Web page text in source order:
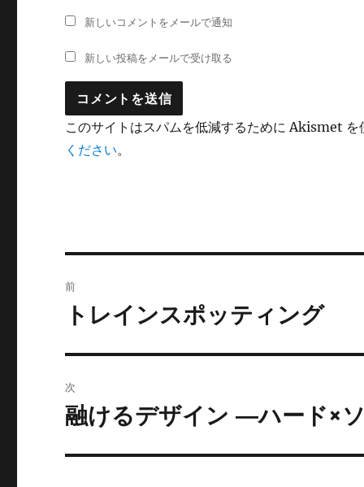
新しいコメントをメールで通知
新しい投稿をメールで受け取る
このサイトはスパムを低減するために Akismet を
ください。
稿
ゲ
前
前
投
稿:
トレインスポッティング
次
次
投
融けるデザイン ―ハード×